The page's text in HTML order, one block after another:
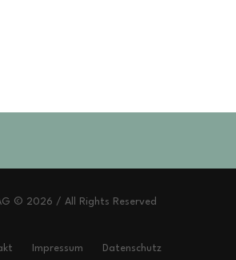
© 2026 / All Rights Reserved
Impressum Datenschutz